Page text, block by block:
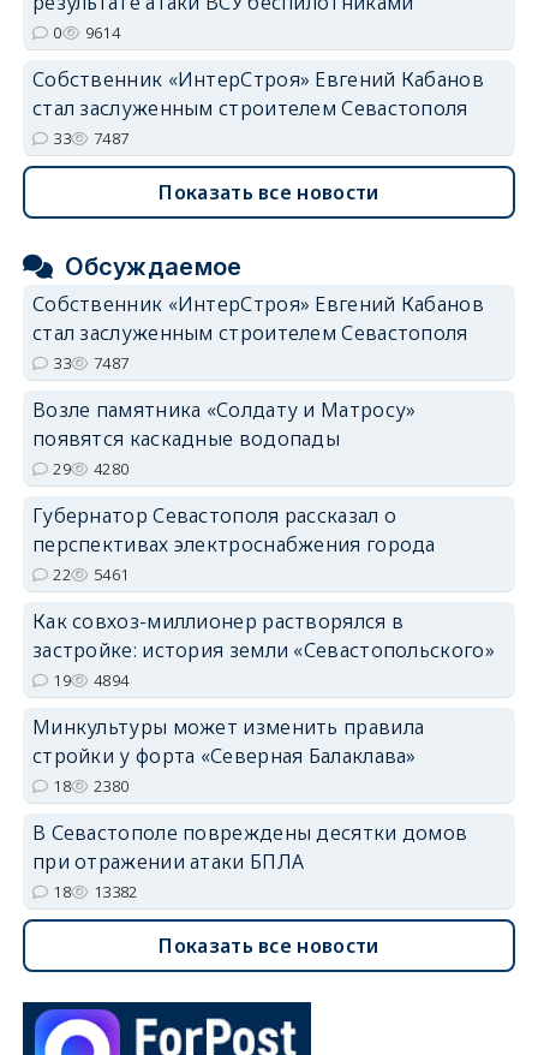
0 9614
Собственник «ИнтерСтроя» Евгений Кабанов
стал заслуженным строителем Севастополя
33 7487
Показать все новости
Обсуждаемое
Собственник «ИнтерСтроя» Евгений Кабанов
стал заслуженным строителем Севастополя
33 7487
Возле памятника «Солдату и Матросу»
появятся каскадные водопады
29 4280
Губернатор Севастополя рассказал о
перспективах электроснабжения города
22 5461
Как совхоз-миллионер растворялся в
застройке: история земли «Севастопольского»
19 4894
Минкультуры может изменить правила
стройки у форта «Северная Балаклава»
18 2380
В Севастополе повреждены десятки домов
при отражении атаки БПЛА
18 13382
Показать все новости